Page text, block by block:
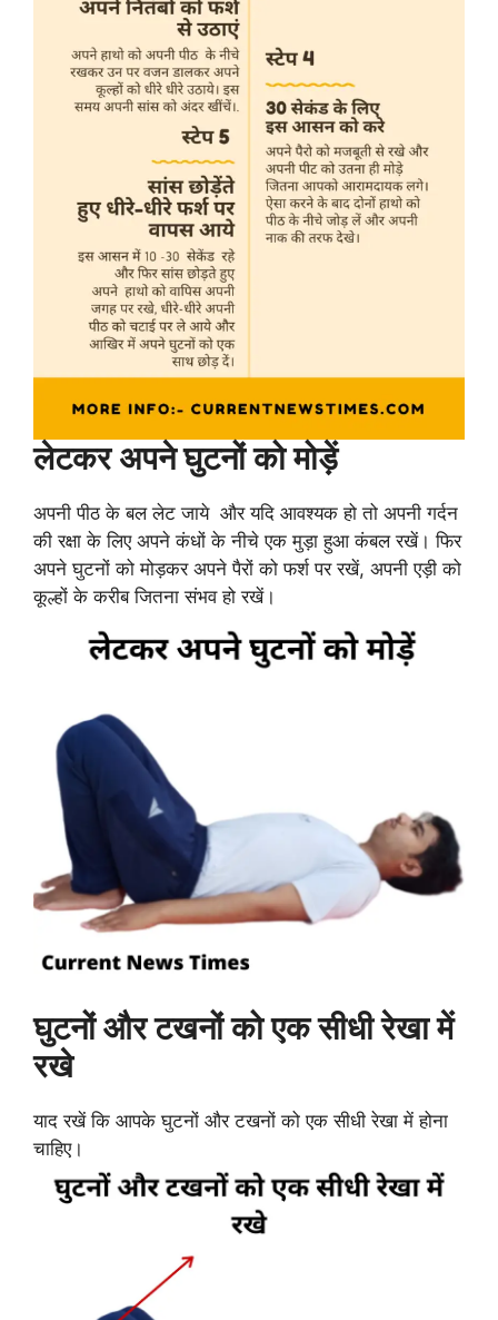
लेटकर अपने घुटनों को मोड़ें
अपनी पीठ के बल लेट जाये और यदि आवश्यक हो तो अपनी गर्दन
की रक्षा के लिए अपने कंधों के नीचे एक मुड़ा हुआ कंबल रखें। फिर
अपने घुटनों को मोड़कर अपने पैरों को फर्श पर रखें, अपनी एड़ी को
कूल्हों के करीब जितना संभव हो रखें।
घुटनों और टखनों को एक सीधी रेखा में
रखे
याद रखें कि आपके घुटनों और टखनों को एक सीधी रेखा में होना
चाहिए।